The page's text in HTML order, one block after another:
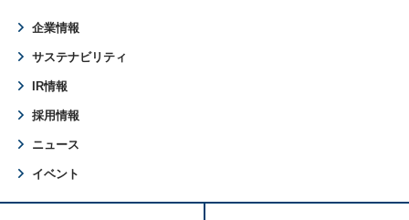
企業情報
サステナビリティ
IR情報
採用情報
ニュース
イベント